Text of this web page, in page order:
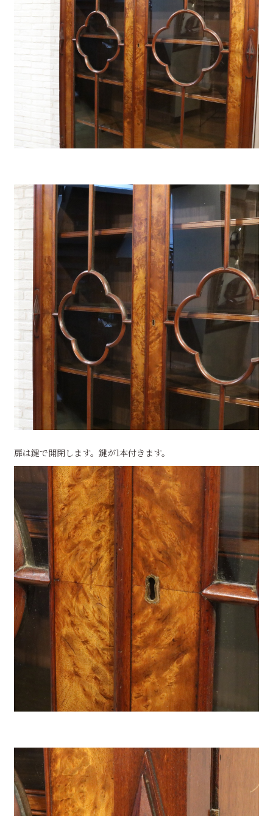
扉は鍵で開閉します。鍵が1本付きます。